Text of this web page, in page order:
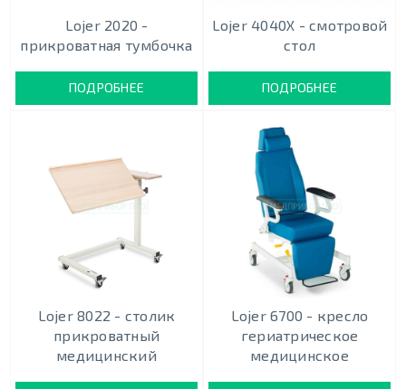
Lojer 2020 -
прикроватная тумбочка
ПОДРОБНЕЕ
Lojer 4040X - смотровой
стол
ПОДРОБНЕЕ
Lojer 8022 - столик
прикроватный
медицинский
Lojer 6700 - кресло
гериатрическое
медицинское